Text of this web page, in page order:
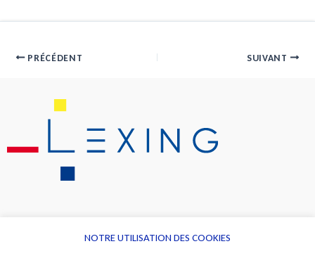
PRÉCÉDENT SUIVANT
NOTRE UTILISATION DES COOKIES